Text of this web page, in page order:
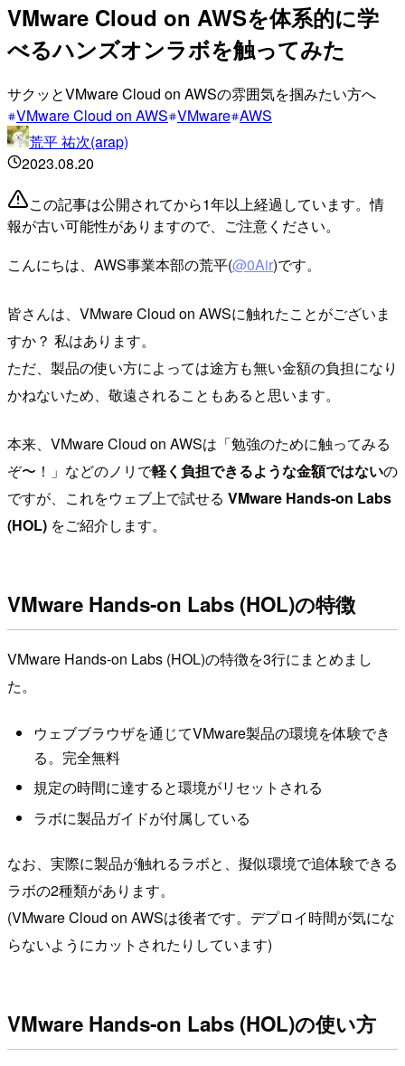
VMware Cloud on AWSを体系的に学
べるハンズオンラボを触ってみた
サクッとVMware Cloud on AWSの雰囲気を掴みたい方へ
VMware Cloud on AWS VMware AWS
荒平 祐次(arap)
2023.08.20
この記事は公開されてから1年以上経過しています。情
報が古い可能性がありますので、ご注意ください。
こんにちは、AWS事業本部の荒平(@0Air)です。
皆さんは、VMware Cloud on AWSに触れたことがございま
すか？ 私はあります。
ただ、製品の使い方によっては途方も無い金額の負担になり
かねないため、敬遠されることもあると思います。
本来、VMware Cloud on AWSは「勉強のために触ってみる
ぞ〜！」などのノリで軽く負担できるような金額ではないの
ですが、これをウェブ上で試せる VMware Hands-on Labs
(HOL) をご紹介します。
VMware Hands-on Labs (HOL)の特徴
VMware Hands-on Labs (HOL)の特徴を3行にまとめまし
た。
ウェブブラウザを通じてVMware製品の環境を体験でき
る。完全無料
規定の時間に達すると環境がリセットされる
ラボに製品ガイドが付属している
なお、実際に製品が触れるラボと、擬似環境で追体験できる
ラボの2種類があります。
(VMware Cloud on AWSは後者です。デプロイ時間が気にな
らないようにカットされたりしています)
VMware Hands-on Labs (HOL)の使い方